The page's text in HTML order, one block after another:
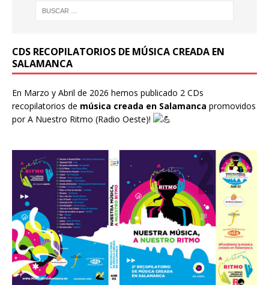
CDS RECOPILATORIOS DE MÚSICA CREADA EN
SALAMANCA
En Marzo y Abril de 2026 hemos publicado 2 CDs
recopilatorios de música creada en Salamanca promovidos
porA Nuestro Ritmo (Radio Oeste)!